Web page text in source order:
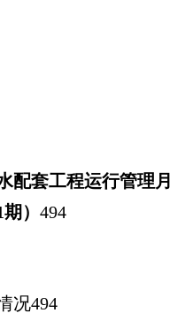
配套工程运行管理月
期） 494
况494